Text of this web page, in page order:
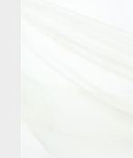
Επιβεβαίωση